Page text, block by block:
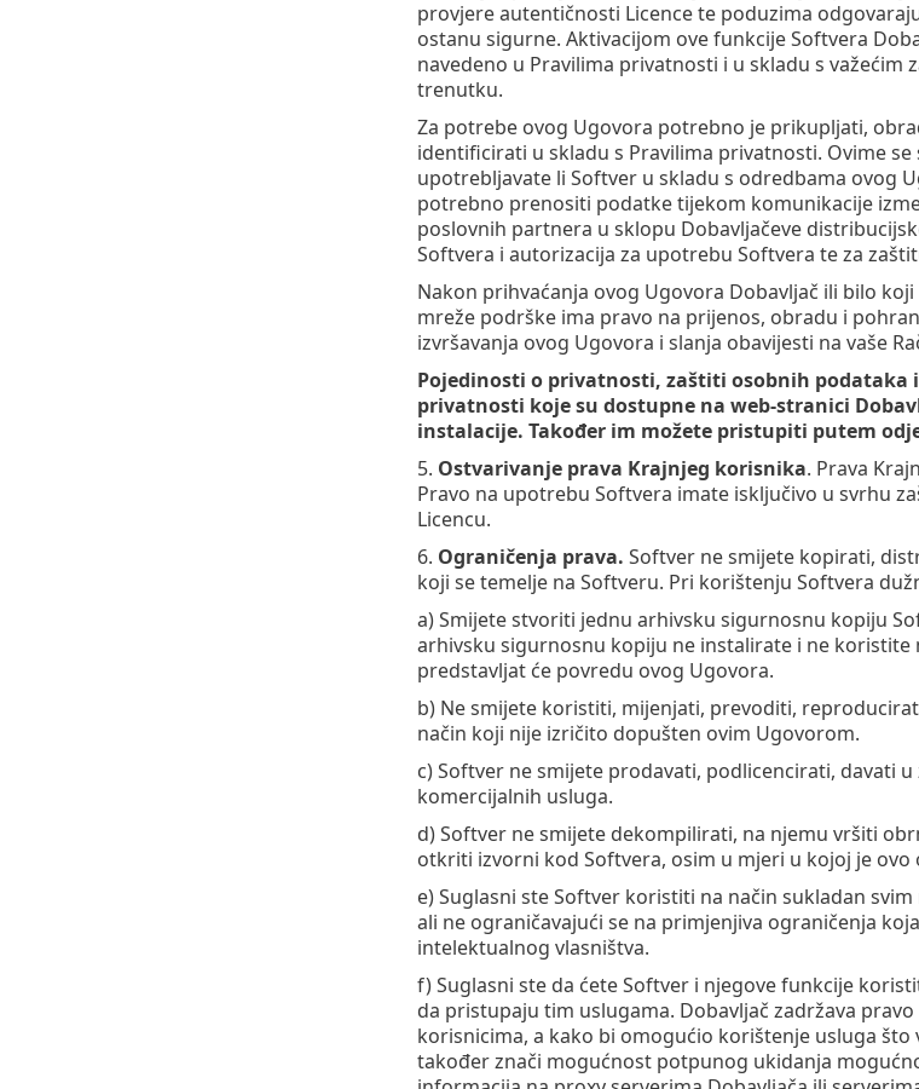
provjere autentičnosti Licence te poduzima
ostanu sigurne. Aktivacijom ove funkcije Softvera
navedeno u Pravilima privatnosti i u skladu s
trenutku.
Za potrebe ovog Ugovora potrebno je prikupljati,
identificirati u skladu s Pravilima privatnosti. Ovime
upotrebljavate li Softver u skladu s odredbama ovog
potrebno prenositi podatke tijekom komunikacije
poslovnih partnera u sklopu Dobavljačeve
Softvera i autorizacija za upotrebu Softvera te za
Nakon prihvaćanja ovog Ugovora Dobavljač ili bilo
mreže podrške ima pravo na prijenos, obradu i
izvršavanja ovog Ugovora i slanja obavijesti na vaše
Pojedinosti o privatnosti, zaštiti osobnih
privatnosti koje su dostupne na web-stranici
instalacije. Također im možete pristupiti putem
5. Ostvarivanje prava Krajnjeg korisnika. Prava
Pravo na upotrebu Softvera imate isključivo u svrhu
Licencu.
6. Ograničenja prava. Softver ne smijete kopirati,
koji se temelje na Softveru. Pri korištenju Softvera
a) Smijete stvoriti jednu arhivsku sigurnosnu kopiju
arhivsku sigurnosnu kopiju ne instalirate i ne
predstavljat će povredu ovog Ugovora.
b) Ne smijete koristiti, mijenjati, prevoditi,
način koji nije izričito dopušten ovim Ugovorom.
c) Softver ne smijete prodavati, podlicencirati, davati
komercijalnih usluga.
d) Softver ne smijete dekompilirati, na njemu vršiti
otkriti izvorni kod Softvera, osim u mjeri u kojoj je
e) Suglasni ste Softver koristiti na način sukladan
ali ne ograničavajući se na primjenjiva ograničenja
intelektualnog vlasništva.
f) Suglasni ste da ćete Softver i njegove funkcije
da pristupaju tim uslugama. Dobavljač zadržava
korisnicima, a kako bi omogućio korištenje usluga
također znači mogućnost potpunog ukidanja